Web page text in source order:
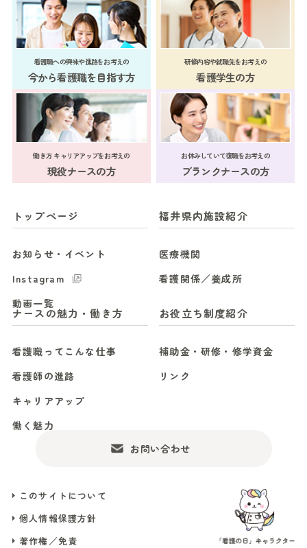
お問い合わせ
このサイトについて
個人情報保護方針
著作権／免責
看護職への興味や進路をお考えの
今から看護職を目指す方
研修内容や就職先をお考えの
看護学生の方
働き方 キャリアアップをお考えの
現役ナースの方
お休みしていて復職をお考えの
ブランクナースの方
トップページ
お知らせ・イベント
Instagram
動画一覧
福井県内施設紹介
医療機関
看護関係／養成所
ナースの魅力・働き方
看護職ってこんな仕事
看護師の進路
キャリアアップ
働く魅力
お役立ち制度紹介
補助金・研修・修学資金
リンク